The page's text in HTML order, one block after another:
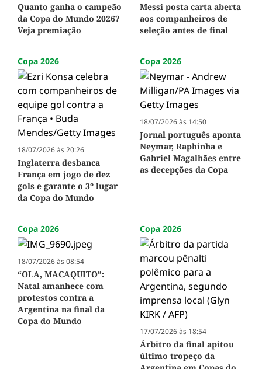
Quanto ganha o campeão
da Copa do Mundo 2026?
Veja premiação
Messi posta carta aberta
aos companheiros de
seleção antes de final
Copa 2026
18/07/2026 às 20:26
Inglaterra desbanca
França em jogo de dez
gols e garante o 3º lugar
da Copa do Mundo
Copa 2026
18/07/2026 às 14:50
Jornal português aponta
Neymar, Raphinha e
Gabriel Magalhães entre
as decepções da Copa
Copa 2026
18/07/2026 às 08:54
“OLA, MACAQUITO”:
Natal amanhece com
protestos contra a
Argentina na final da
Copa do Mundo
Copa 2026
17/07/2026 às 18:54
Árbitro da final apitou
último tropeço da